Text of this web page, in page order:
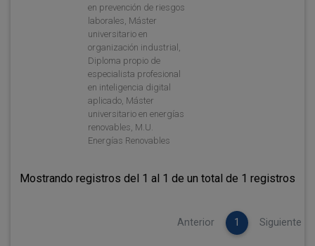
en prevención de riesgos
laborales, Máster
universitario en
organización industrial,
Diploma propio de
especialista profesional
en inteligencia digital
aplicado, Máster
universitario en energías
renovables, M.U.
Energías Renovables
Mostrando registros del 1 al 1 de un total de 1 registros
Anterior 1 Siguiente